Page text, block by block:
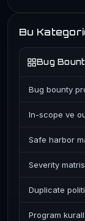
Bu
Bug
Bug bounty
In-scope ve
Safe harbor
Severity
Duplicate
Program